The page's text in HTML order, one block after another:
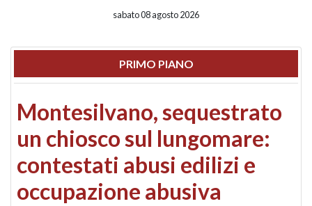
sabato 08 agosto 2026
PRIMO PIANO
Montesilvano, sequestrato
un chiosco sul lungomare:
contestati abusi edilizi e
occupazione abusiva